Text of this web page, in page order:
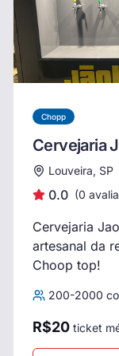
Chopp
Cervejaria
Louveira, SP
0.0 (0
Cervejaria
artesanal da
Choop top!
200-2000
R$20 ticket